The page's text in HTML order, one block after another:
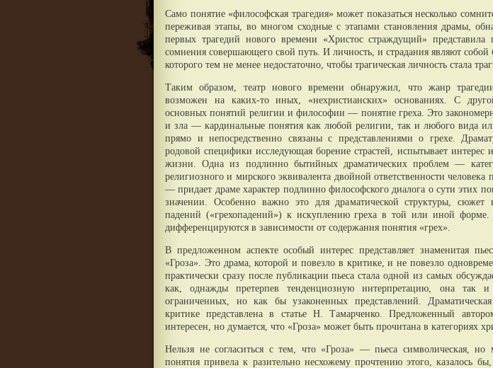
Само понятие «философская трагедия» может показаться несколько
переживая этапы, во многом сходные с этапами становления драмы,
первых трагедий нового времени «Христос страждущий» представила
сомнения совершающего свой путь. И личность, и страдания являют собой
которого тем не менее недостаточно, чтобы трагическая личность стала
Таким образом, театр нового времени обнаружил, что жанр
возможен на каких-то иных, «нехристианских» основаниях. С
основных понятий религии и философии — понятие греха. Это
и зла — кардинальные понятия как любой религии, так и любого вида
прямо и непосредственно связаны с представлениями о грехе.
родовой специфики исследующая борение страстей, испытывает интерес
жизни. Одна из подлинно бытийных драматических проблем —
религиозного и мирского эквивалента двойной ответственности
— придает драме характер подлинно философского диалога о сути этих
значении. Особенно важно это для драматической структуры, сюжет
падений («грехопадений») к искуплению греха в той или иной
дифференцируются в зависимости от содержания понятия «грех».
В предложенном аспекте особый интерес представляет знаменитая
«Гроза». Это драма, которой и повезло в критике, и не повезло
практически сразу после публикации пьеса стала одной из самых
как, однажды претерпев тенденциозную интерпретацию, она так и
ограниченных, но как бы узаконенных представлений.
критике представлена в статье Н. Тамарченко. Предложенный
интересен, но думается, что «Гроза» может быть прочитана в категориях
Нельзя не согласиться с тем, что «Гроза» — пьеса символическая, но
понятия привела к разительно несхожему прочтению этого, казалось бы,